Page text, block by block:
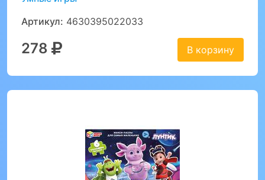
Артикул: 4630395022033
278 В корзину